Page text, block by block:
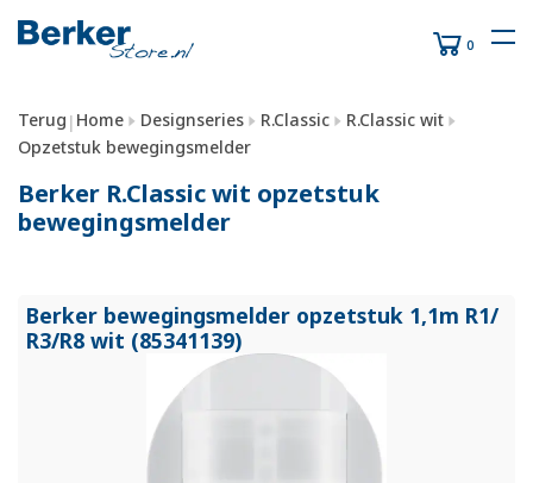
0
Terug | Home Designseries R.Classic
R.Classic wit
Opzetstuk bewegingsmelder
Berker R.Classic wit opzetstuk
bewegingsmelder
Berker bewegingsmelder opzetstuk 1,1m R1/
R3/R8 wit (85341139)